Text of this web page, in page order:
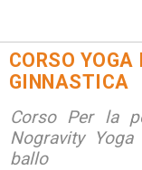
CORSO
GINNASTICA
Corso Per la
Nogravity
ballo